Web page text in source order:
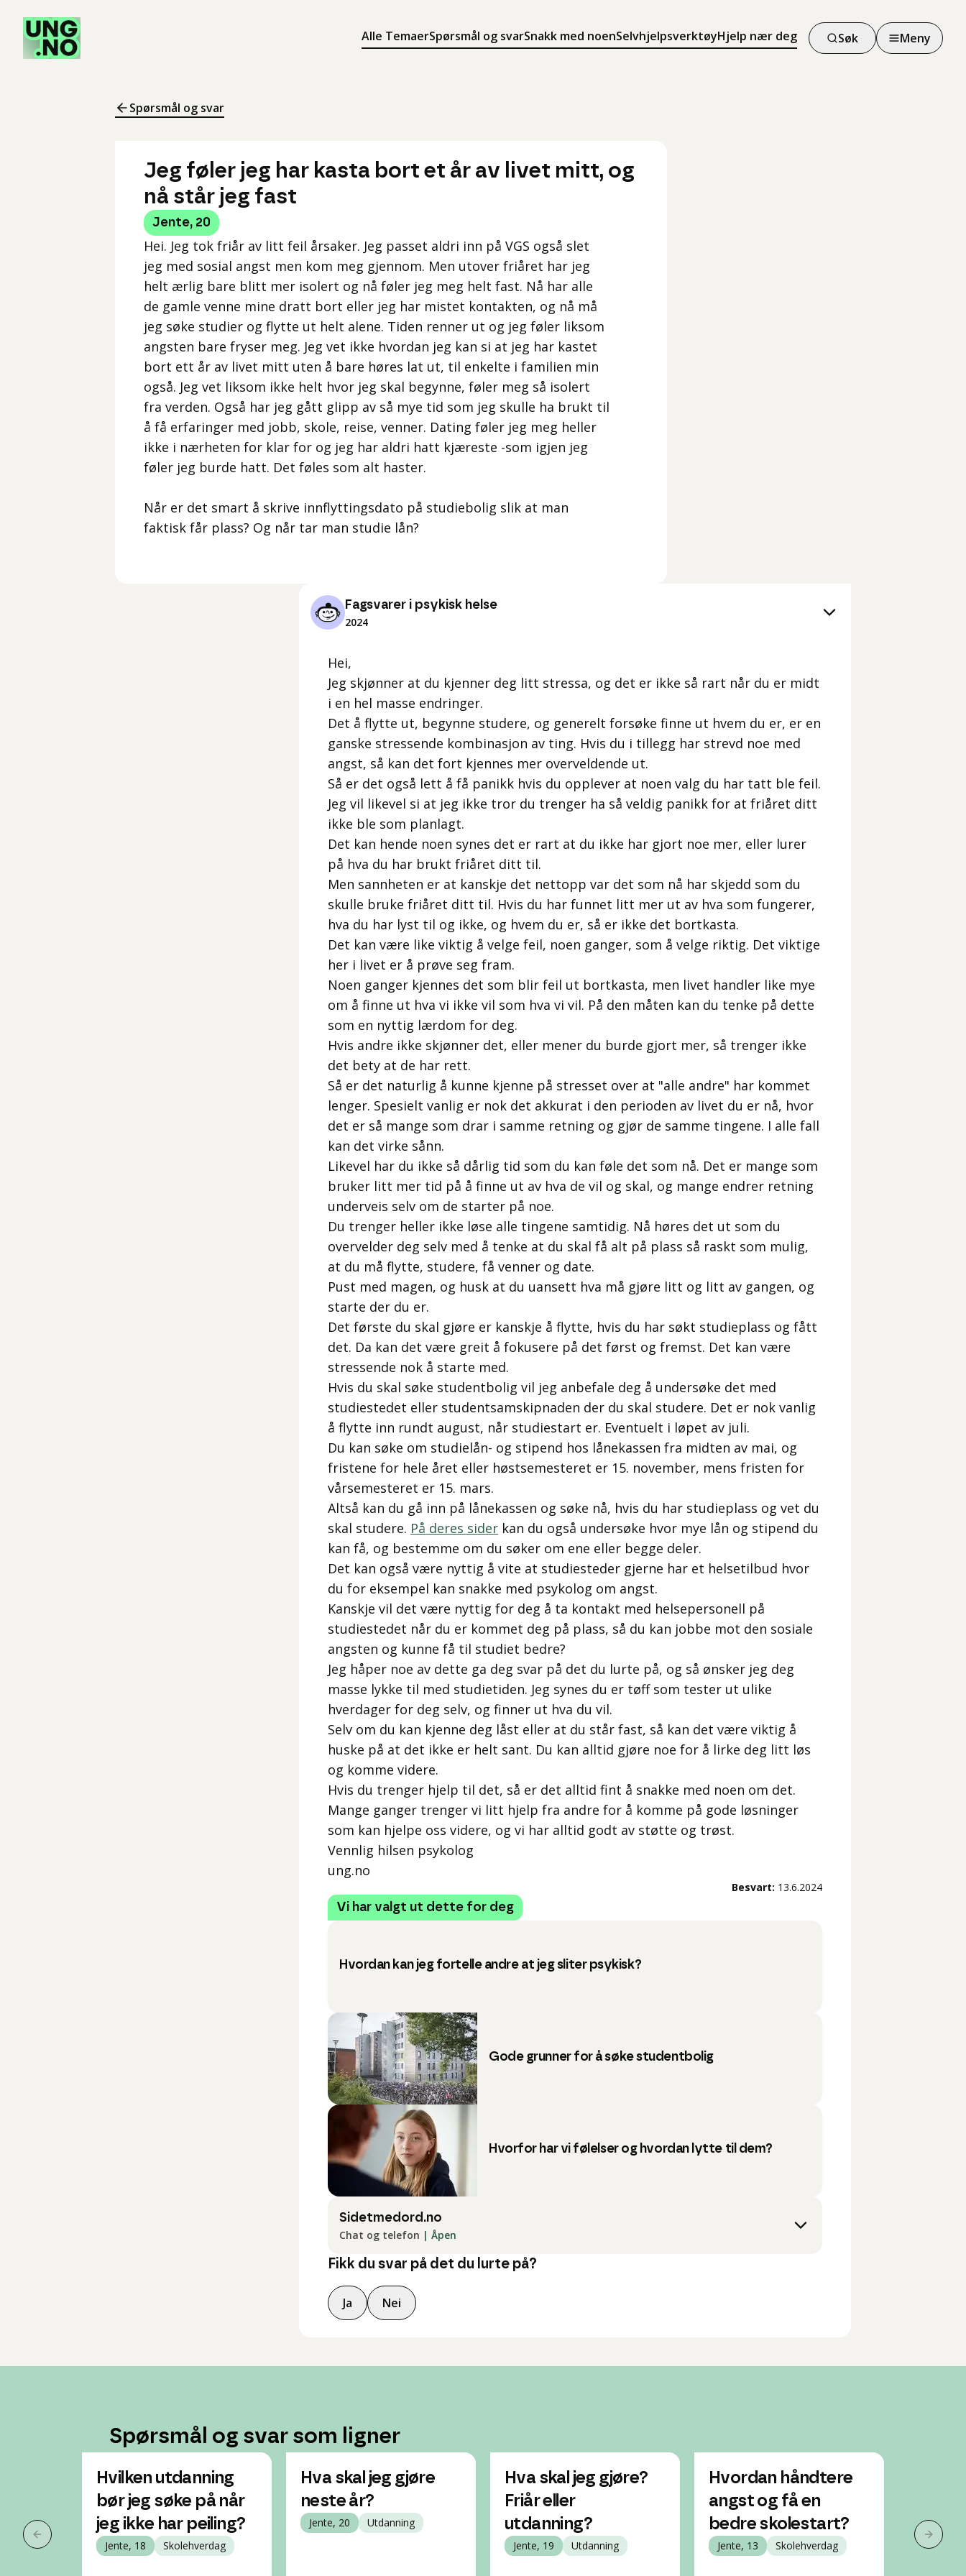
Alle TemaerSpørsmål og svarSnakk med noenSelvhjelpsverktøyHjelp nær deg
Søk
Søk
Meny
Meny
Spørsmål og svar
Jeg føler jeg har kasta bort et år av livet mitt, og
nå står jeg fast
Jente, 20
Hei. Jeg tok friår av litt feil årsaker. Jeg passet aldri inn på VGS også slet
jeg med sosial angst men kom meg gjennom. Men utover friåret har jeg
helt ærlig bare blitt mer isolert og nå føler jeg meg helt fast. Nå har alle
de gamle venne mine dratt bort eller jeg har mistet kontakten, og nå må
jeg søke studier og flytte ut helt alene. Tiden renner ut og jeg føler liksom
angsten bare fryser meg. Jeg vet ikke hvordan jeg kan si at jeg har kastet
bort ett år av livet mitt uten å bare høres lat ut, til enkelte i familien min
også. Jeg vet liksom ikke helt hvor jeg skal begynne, føler meg så isolert
fra verden. Også har jeg gått glipp av så mye tid som jeg skulle ha brukt til
å få erfaringer med jobb, skole, reise, venner. Dating føler jeg meg heller
ikke i nærheten for klar for og jeg har aldri hatt kjæreste -som igjen jeg
føler jeg burde hatt. Det føles som alt haster.
Når er det smart å skrive innflyttingsdato på studiebolig slik at man
faktisk får plass? Og når tar man studie lån?
Fagsvarer i psykisk helse
2024
Hei,
Jeg skjønner at du kjenner deg litt stressa, og det er ikke så rart når du er midt
i en hel masse endringer.
Det å flytte ut, begynne studere, og generelt forsøke finne ut hvem du er, er en
ganske stressende kombinasjon av ting. Hvis du i tillegg har strevd noe med
angst, så kan det fort kjennes mer overveldende ut.
Så er det også lett å få panikk hvis du opplever at noen valg du har tatt ble feil.
Jeg vil likevel si at jeg ikke tror du trenger ha så veldig panikk for at friåret ditt
ikke ble som planlagt.
Det kan hende noen synes det er rart at du ikke har gjort noe mer, eller lurer
på hva du har brukt friåret ditt til.
Men sannheten er at kanskje det nettopp var det som nå har skjedd som du
skulle bruke friåret ditt til. Hvis du har funnet litt mer ut av hva som fungerer,
hva du har lyst til og ikke, og hvem du er, så er ikke det bortkasta.
Det kan være like viktig å velge feil, noen ganger, som å velge riktig. Det viktige
her i livet er å prøve seg fram.
Noen ganger kjennes det som blir feil ut bortkasta, men livet handler like mye
om å finne ut hva vi ikke vil som hva vi vil. På den måten kan du tenke på dette
som en nyttig lærdom for deg.
Hvis andre ikke skjønner det, eller mener du burde gjort mer, så trenger ikke
det bety at de har rett.
Så er det naturlig å kunne kjenne på stresset over at "alle andre" har kommet
lenger. Spesielt vanlig er nok det akkurat i den perioden av livet du er nå, hvor
det er så mange som drar i samme retning og gjør de samme tingene. I alle fall
kan det virke sånn.
Likevel har du ikke så dårlig tid som du kan føle det som nå. Det er mange som
bruker litt mer tid på å finne ut av hva de vil og skal, og mange endrer retning
underveis selv om de starter på noe.
Du trenger heller ikke løse alle tingene samtidig. Nå høres det ut som du
overvelder deg selv med å tenke at du skal få alt på plass så raskt som mulig,
at du må flytte, studere, få venner og date.
Pust med magen, og husk at du uansett hva må gjøre litt og litt av gangen, og
starte der du er.
Det første du skal gjøre er kanskje å flytte, hvis du har søkt studieplass og fått
det. Da kan det være greit å fokusere på det først og fremst. Det kan være
stressende nok å starte med.
Hvis du skal søke studentbolig vil jeg anbefale deg å undersøke det med
studiestedet eller studentsamskipnaden der du skal studere. Det er nok vanlig
å flytte inn rundt august, når studiestart er. Eventuelt i løpet av juli.
Du kan søke om studielån- og stipend hos lånekassen fra midten av mai, og
fristene for hele året eller høstsemesteret er 15. november, mens fristen for
vårsemesteret er 15. mars.
Altså kan du gå inn på lånekassen og søke nå, hvis du har studieplass og vet du
skal studere. På deres sider kan du også undersøke hvor mye lån og stipend du
kan få, og bestemme om du søker om ene eller begge deler.
Det kan også være nyttig å vite at studiesteder gjerne har et helsetilbud hvor
du for eksempel kan snakke med psykolog om angst.
Kanskje vil det være nyttig for deg å ta kontakt med helsepersonell på
studiestedet når du er kommet deg på plass, så du kan jobbe mot den sosiale
angsten og kunne få til studiet bedre?
Jeg håper noe av dette ga deg svar på det du lurte på, og så ønsker jeg deg
masse lykke til med studietiden. Jeg synes du er tøff som tester ut ulike
hverdager for deg selv, og finner ut hva du vil.
Selv om du kan kjenne deg låst eller at du står fast, så kan det være viktig å
huske på at det ikke er helt sant. Du kan alltid gjøre noe for å lirke deg litt løs
og komme videre.
Hvis du trenger hjelp til det, så er det alltid fint å snakke med noen om det.
Mange ganger trenger vi litt hjelp fra andre for å komme på gode løsninger
som kan hjelpe oss videre, og vi har alltid godt av støtte og trøst.
Vennlig hilsen psykolog
ung.no
Besvart: 13.6.2024
Vi har valgt ut dette for deg
Hvordan kan jeg fortelle andre at jeg sliter psykisk?
Gode grunner for å søke studentbolig
Hvorfor har vi følelser og hvordan lytte til dem?
Sidetmedord.no
Chat og telefon | Åpen
Fikk du svar på det du lurte på?
Ja Nei
Spørsmål og svar som ligner
Forrige slide
Hvilken utdanning
bør jeg søke på når
jeg ikke har peiling?
Jente, 18 Skolehverdag
Hva skal jeg gjøre
neste år?
Jente, 20 Utdanning
Hva skal jeg gjøre?
Friår eller
utdanning?
Jente, 19 Utdanning
Hvordan håndtere
angst og få en
bedre skolestart?
Jente, 13 Skolehverdag
å
Jente, 18
Neste